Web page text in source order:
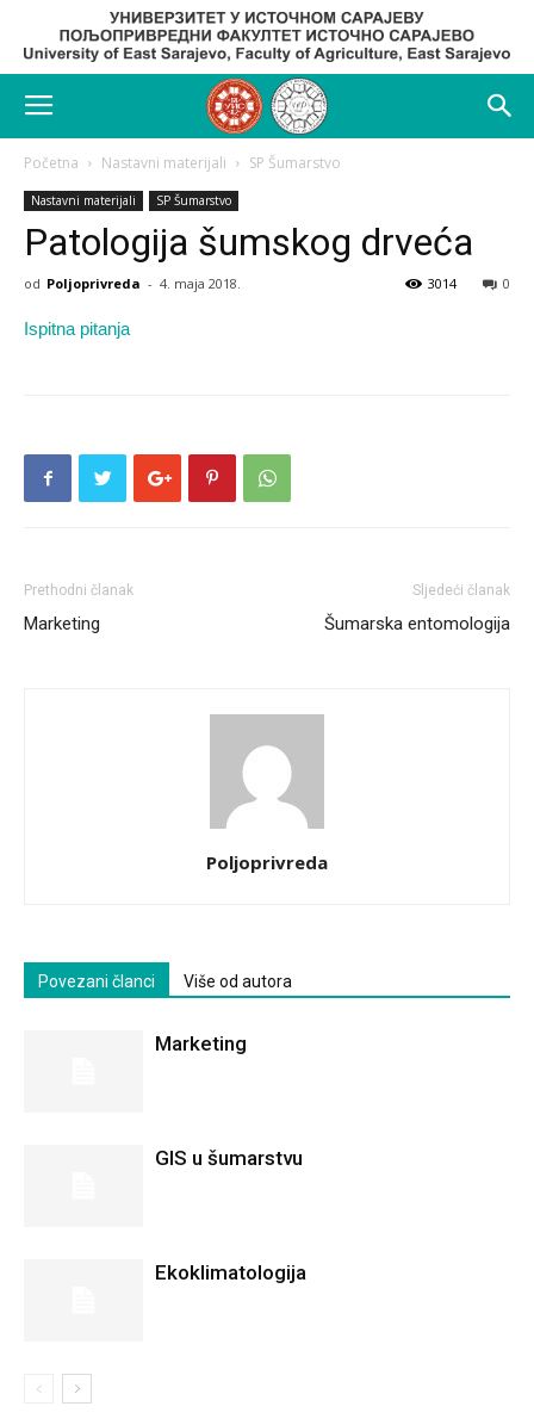
Početna Nastavni materijali SP Šumarstvo
Nastavni materijali SP Šumarstvo
Patologija šumskog drveća
od Poljoprivreda - 4. maja 2018. 0
3014
Ispitna pitanja
Prethodni članak
Marketing
Sljedeći članak
Šumarska entomologija
Poljoprivreda
Povezani članci Više od autora
Marketing
GIS u šumarstvu
Ekoklimatologija